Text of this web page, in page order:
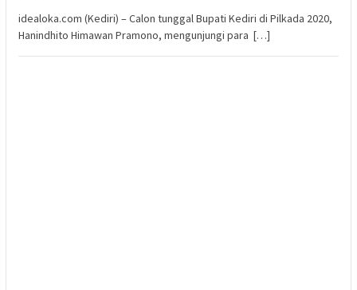
idealoka.com (Kediri) – Calon tunggal Bupati Kediri di Pilkada 2020,
Hanindhito Himawan Pramono, mengunjungi para […]